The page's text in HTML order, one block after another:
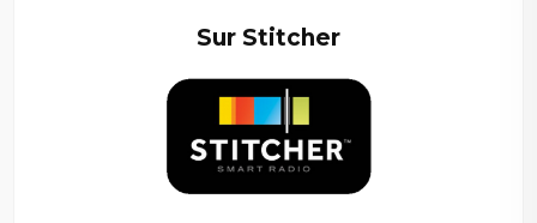
Sur Stitcher